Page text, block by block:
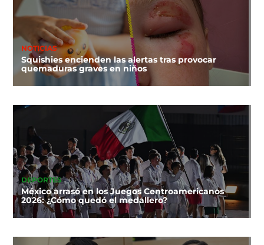
NOTICIAS
Squishies encienden las alertas tras provocar
quemaduras graves en niños
DEPORTES
México arrasó en los Juegos Centroamericanos
2026: ¿Cómo quedó el medallero?